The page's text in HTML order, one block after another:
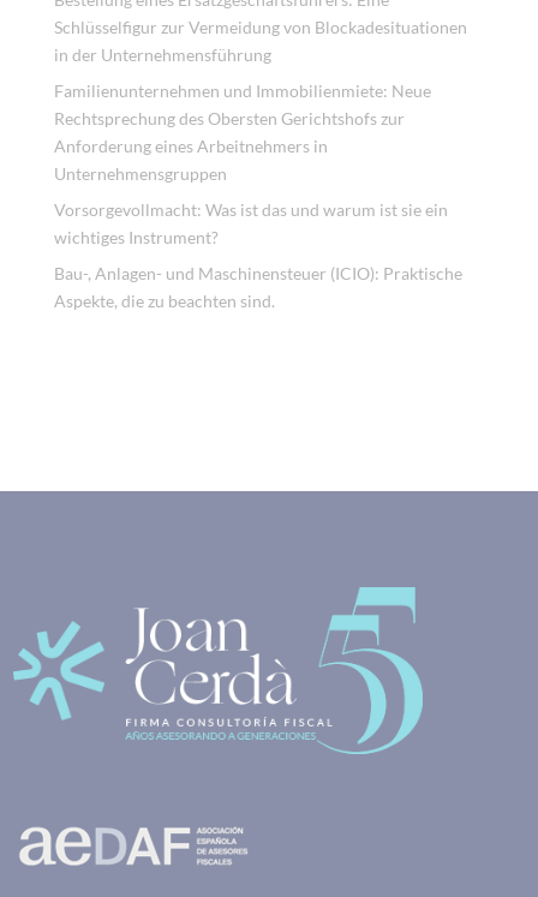
Schlüsselfigur zur Vermeidung von Blockadesituationen
in der Unternehmensführung
Familienunternehmen und Immobilienmiete: Neue
Rechtsprechung des Obersten Gerichtshofs zur
Anforderung eines Arbeitnehmers in
Unternehmensgruppen
Vorsorgevollmacht: Was ist das und warum ist sie ein
wichtiges Instrument?
Bau-, Anlagen- und Maschinensteuer (ICIO): Praktische
Aspekte, die zu beachten sind.